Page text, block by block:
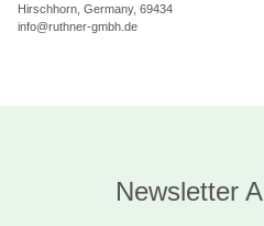
Hirschhorn, Germany, 69434
info@ruthner-gmbh.de
Newsletter